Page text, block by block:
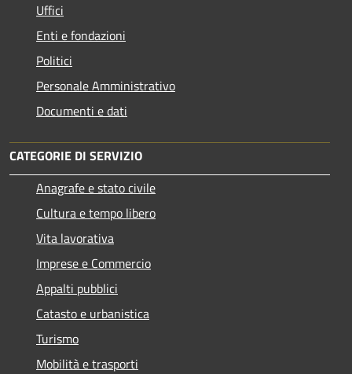
Uffici
Enti e fondazioni
Politici
Personale Amministrativo
Documenti e dati
CATEGORIE DI SERVIZIO
Anagrafe e stato civile
Cultura e tempo libero
Vita lavorativa
Imprese e Commercio
Appalti pubblici
Catasto e urbanistica
Turismo
Mobilità e trasporti